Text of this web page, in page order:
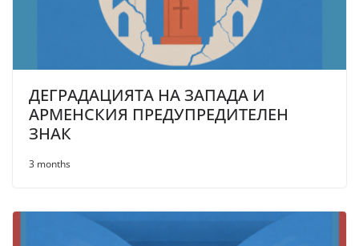
ДЕГРАДАЦИЯТА НА ЗАПАДА И
АРМЕНСКИЯ ПРЕДУПРЕДИТЕЛЕН
ЗНАК
3 months